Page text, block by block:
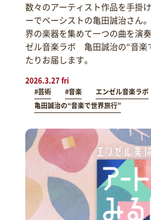
数々のアーティスト作品を手掛
ーでベーシストの亀田誠治さん
界の楽器を集めて一つの曲を演
ゼル音楽ラボ 亀田誠治の“音楽
たりお届します。
2026.3.27 fri
#芸術 #音楽
エンゼル音楽ラボ
亀田誠治の“音楽で世界旅行”